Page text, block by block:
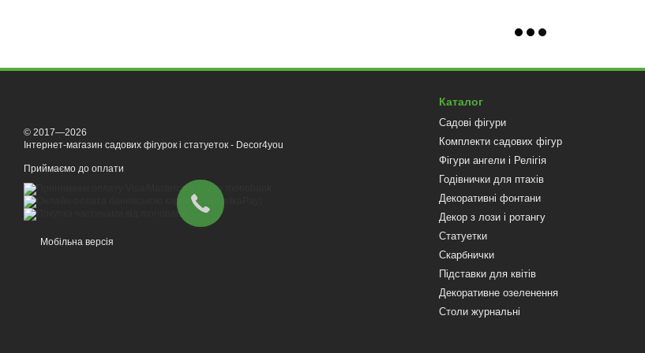
© 2017—2026
Інтернет-магазин садових фігурок і статуеток - Decor4you
Приймаємо до оплати
Мобільна версія
Каталог
Садові фігури
Комплекти садових фігур
Фігури ангели і Релігія
Годівнички для птахів
Декоративні фонтани
Декор з лози і ротангу
Статуетки
Скарбнички
Підставки для квітів
Декоративне озеленення
Столи журнальні